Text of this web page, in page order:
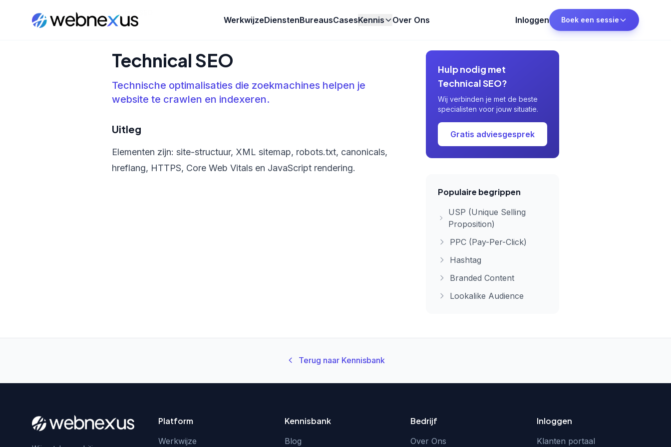
WerkwijzeDienstenBureausCasesKennis Over Ons Inloggen Boek een sessie
Home Kennisbank Technical SEO
Technical SEO
Technische optimalisaties die zoekmachines helpen je
website te crawlen en indexeren.
Uitleg
Elementen zijn: site-structuur, XML sitemap, robots.txt, canonicals,
hreflang, HTTPS, Core Web Vitals en JavaScript rendering.
Hulp nodig met
Technical SEO?
Wij verbinden je met de beste
specialisten voor jouw situatie.
Gratis adviesgesprek
Populaire begrippen
USP (Unique Selling
Proposition)
PPC (Pay-Per-Click)
Hashtag
Branded Content
Lookalike Audience
Terug naar Kennisbank
Platform
Werkwijze
Kennisbank
Blog
Bedrijf
Over Ons
Inloggen
Klanten portaal